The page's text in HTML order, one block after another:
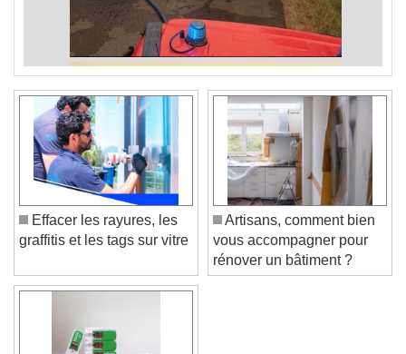
Effacer les rayures, les
Artisans, comment bien
vous accompagner pour
rénover un bâtiment ?